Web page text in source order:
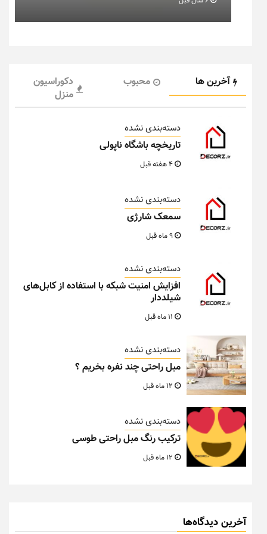
آخرین ها محبوب
دکوراسیون
منزل
دسته‌بندی نشده
تاریخچه باشگاه ناپولی
دسته‌بندی نشده
سمعک شارژی
دسته‌بندی نشده
افزایش امنیت شبکه با استفاده از کابل‌های
شیلددار
دسته‌بندی نشده
مبل راحتی چند نفره بخریم ؟
دسته‌بندی نشده
ترکیب رنگ مبل راحتی طوسی
آخرین دیدگاه‌ها